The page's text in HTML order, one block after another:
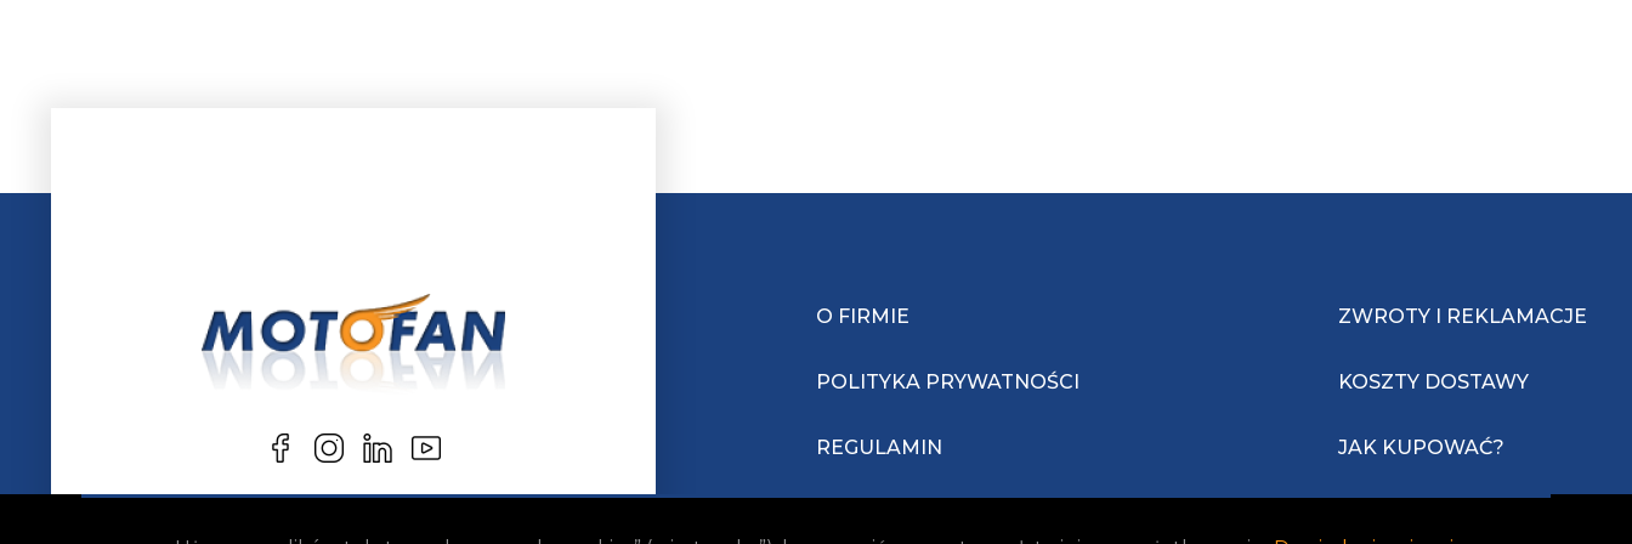
O FIRMIE
POLITYKA PRYWATNOŚCI
REGULAMIN
ZWROTY I REKLAMACJE
KOSZTY DOSTAWY
JAK KUPOWAĆ?